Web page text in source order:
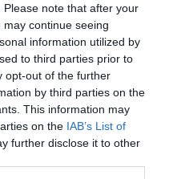
note that after your
continue seeing
information utilized by
to third parties prior to
opt-out of the further
by third parties on the
This information may
on the IAB’s List of
further disclose it to other
σε
για περίπου πέντε
απάντηση.
γλίτωσε για 30